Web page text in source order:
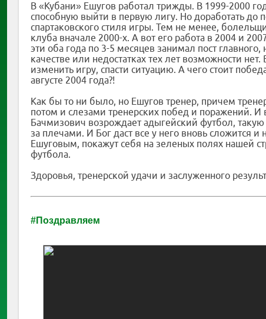
В «Кубани» Ешугов работал трижды. В 1999-2000
способную выйти в первую лигу. Но доработать до
спартаковского стиля игры. Тем не менее,
клуба вначале 2000-х. А вот его работа в 2004 и
эти оба года по 3-5 месяцев занимал пост
качестве или недостатках тех лет возможности
изменить игру, спасти ситуацию. А чего стоит
августе 2004 года?!
Как бы то ни было, но Ешугов тренер, причем
потом и слезами тренерских побед и поражений.
Бачмизович возрождает адыгейский футбол,
за плечами. И Бог даст все у него вновь
Ешуговым, покажут себя на зеленых полях нашей
футбола.
Здоровья, тренерской удачи и заслуженного
#Поздравляем